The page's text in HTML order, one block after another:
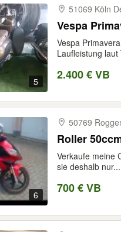
5
51069 Köln
Vespa
Vespa
Laufleistung laut
2.400 € VB
6
50769
Roller
Verkaufe meine
sie deshalb nur...
700 € VB